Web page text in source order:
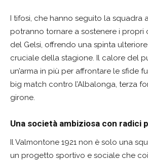
I tifosi, che hanno seguito la squadra
potranno tornare a sostenere i propri
del Gelsi, offrendo una spinta
cruciale della stagione. Il calore del
un’arma in più per affrontare le sfide
big match contro l’Albalonga, terza
girone.
Una società ambiziosa con radici
Il Valmontone 1921 non è solo una
un progetto sportivo e sociale che